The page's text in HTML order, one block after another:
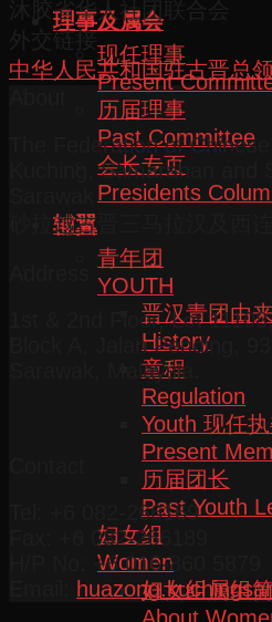
理事及属会
现任理事
Present
历届理事
Past Committee
会长专页
Presidents
辅翼
青年团
YOUTH
晋汉青团由
History
章程
Regulation
Youth 现任
Present
历届团长
Past Youth
妇女组
Women
妇女组属组
沐胶省华人社团联合会
外交链接
中华人民共和国驻古晋总
The Federation of
Kuching, Samarahan and
砂拉越古晋三马拉汉及西
1st & 2nd Floor, Lot
Block A, Jalan Pending,
Sarawak, Malaysia.
Tel: +6 082-266169
Fax: +6 082-266189
H/P No: +6 016-860 5879